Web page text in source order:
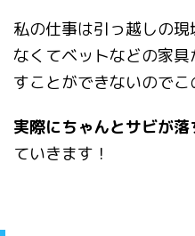
私の仕事は引っ越しの
なくてベットなどの家
すことができないのでこ
実際にちゃんとサビが
ていきます！